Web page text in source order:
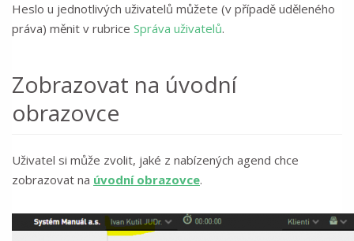
Heslo u jednotlivých uživatelů můžete (v případě uděleného
práva) měnit v rubrice Správa uživatelů.
Zobrazovat na úvodní
obrazovce
Uživatel si může zvolit, jaké z nabízených agend chce
zobrazovat na úvodní obrazovce.